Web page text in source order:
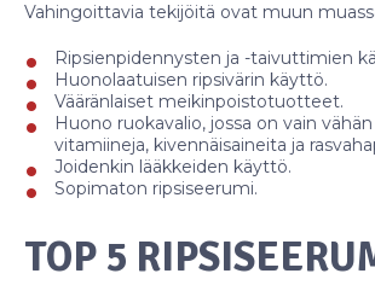
Vahingoittavia tekijöitä ovat muun
Ripsienpidennysten ja -taivuttimien
Huonolaatuisen ripsivärin käyttö.
Vääränlaiset meikinpoistotuotteet.
Huono ruokavalio, jossa on vain
vitamiineja, kivennäisaineita ja
Joidenkin lääkkeiden käyttö.
Sopimaton ripsiseerumi.
TOP 5